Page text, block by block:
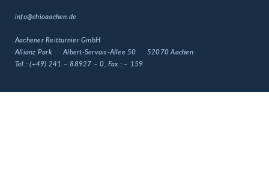
info@chioaachen.de
Aachener Reitturnier GmbH
Allianz Park
Albert-Servais-Allee 50
52070 Aachen
Tel.:(+49) 241 – 88927 – 0 , Fax.: – 159